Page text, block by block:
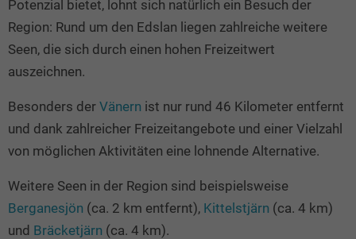
Potenzial bietet, lohnt sich natürlich ein Besuch der
Region: Rund um den Edslan liegen zahlreiche weitere
Seen, die sich durch einen hohen Freizeitwert
auszeichnen.
Besonders der Vänern ist nur rund 46 Kilometer entfernt
und dank zahlreicher Freizeitangebote und einer Vielzahl
von möglichen Aktivitäten eine lohnende Alternative.
Weitere Seen in der Region sind beispielsweise
Berganesjön (ca. 2 km entfernt), Kittelstjärn (ca. 4 km)
und Bräcketjärn (ca. 4 km).